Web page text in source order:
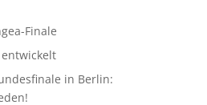
Finale
in Berlin: